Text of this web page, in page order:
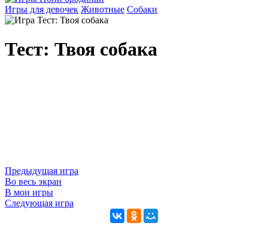
Игры для девочек Животные Собаки
Тест: Твоя собака
Предыдущая игра
Во весь экран
В мои игры
Следующая игра